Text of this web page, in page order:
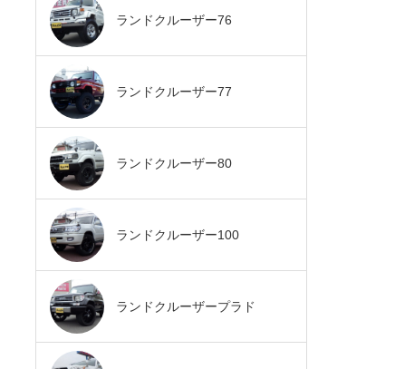
ランドクルーザー76
ランドクルーザー77
ランドクルーザー80
ランドクルーザー100
ランドクルーザープラド